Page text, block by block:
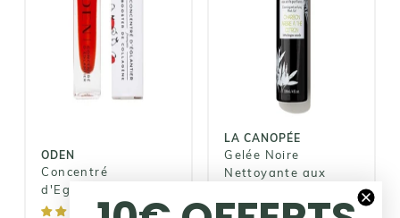
ODEN
Concentré
d'Eglantier
ODEN
Concentré
d'Eglantier
38,00€
LA CANOPÉE
Gelée Noire
Nettoyante aux
LA CANOPÉE
Gelée Noire
Nettoyante
aux Actifs
Purifiants
19,00€